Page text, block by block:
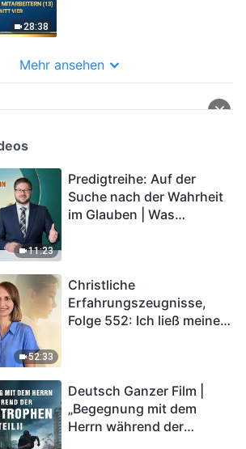
28:38
Mehr ansehen
11:23
Predigtreihe: Auf der
Suche nach der Wahrheit
im Glauben | Was
52:33
Christliche
Erfahrungszeugnisse,
Folge 552: Ich ließ meine
Deutsch Ganzer Film |
„Begegnung mit dem
Herrn während der